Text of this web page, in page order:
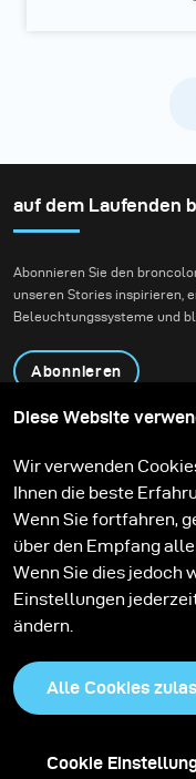
auf dem Laufenden
Abonnieren Sie den
unseren Stories inspirieren,
Beleuchtungssysteme und
Abonnieren
Kontakt
Contribute to our blog
Support
Media Center
Diese Website
Wir verwenden
Ihnen die beste
Wenn Sie fortfahren,
über den Empfang
Wenn Sie dies jedoch
Einstellungen
ändern.
Alle Cookies
Cookie